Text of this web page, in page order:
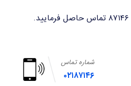
شماره تماس
۰۲۱۸۷۱۴۶